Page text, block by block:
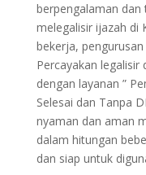
berpengalaman dan
melegalisir ijazah di
bekerja,
Percayakan
dengan layanan ”
Selesai dan Tanpa
nyaman dan aman
dalam hitungan
dan siap untuk